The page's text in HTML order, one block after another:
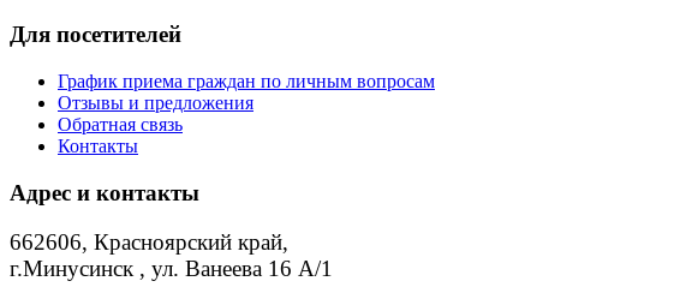
Для посетителей
График приема граждан по личным вопросам
Отзывы и предложения
Обратная связь
Контакты
Адрес и контакты
662606, Красноярский край,
г.Минусинск , ул. Ванеева 16 А/1